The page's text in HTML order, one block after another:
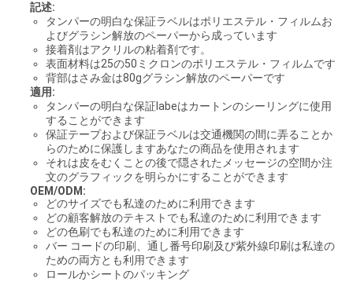
記述:
タンパーの明白な保証ラベルはポリエステル・フィルムお
よびグラシン解放のペーパーから成っています
接着剤はアクリルの粘着剤です。
表面材料は25の50ミクロンのポリエステル・フィルムです
背部はさみ金は80gグラシン解放のペーパーです
適用:
タンパーの明白な保証labeはカートンのシーリングに使用
することができます
保証テープおよび保証ラベルは交通機関の間に弄ることか
らのために保護しますあなたの商品を使用されます
それは皮をむくことの後で隠されたメッセージの空間か注
文のグラフィックを明らかにすることができます
OEM/ODM:
どのサイズでも私達のために利用できます
どの顧客解放のテキストでも私達のために利用できます
どの色刷でも私達のために利用できます
バー コードの印刷、通し番号印刷及び紫外線印刷は私達の
ための両方とも利用できます
ロールかシートのパッキング